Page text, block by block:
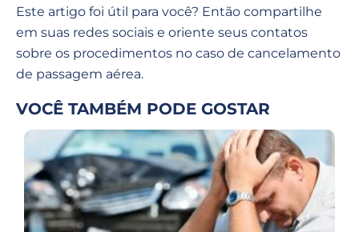
Este artigo foi útil para você? Então compartilhe
em suas redes sociais e oriente seus contatos
sobre os procedimentos no caso de cancelamento
de passagem aérea.
VOCÊ TAMBÉM PODE GOSTAR